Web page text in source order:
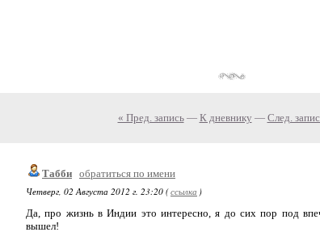
« Пред. запись— К дневнику — След.
Табби обратиться по имени
Четверг, 02 Августа 2012 г. 23:20 (ссылка )
Да, про жизнь в Индии это интересно, я до сих пор под
вышел!